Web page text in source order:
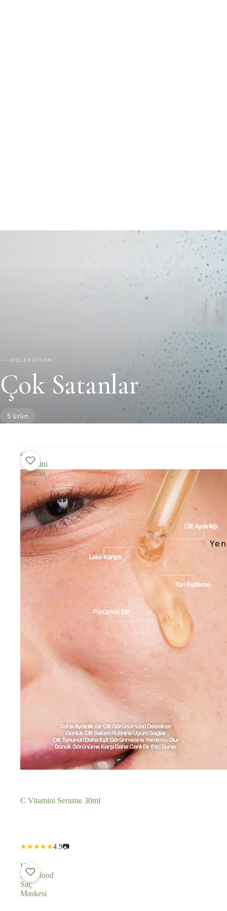
KOLEKSİYON
Çok Satanlar
5 ürün
C
Vitamini
Serumu
30ml
C Vitamini Serumu 30ml
azalt
artır
4.9📷
Hoito
Superfood
Saç
Maskesi